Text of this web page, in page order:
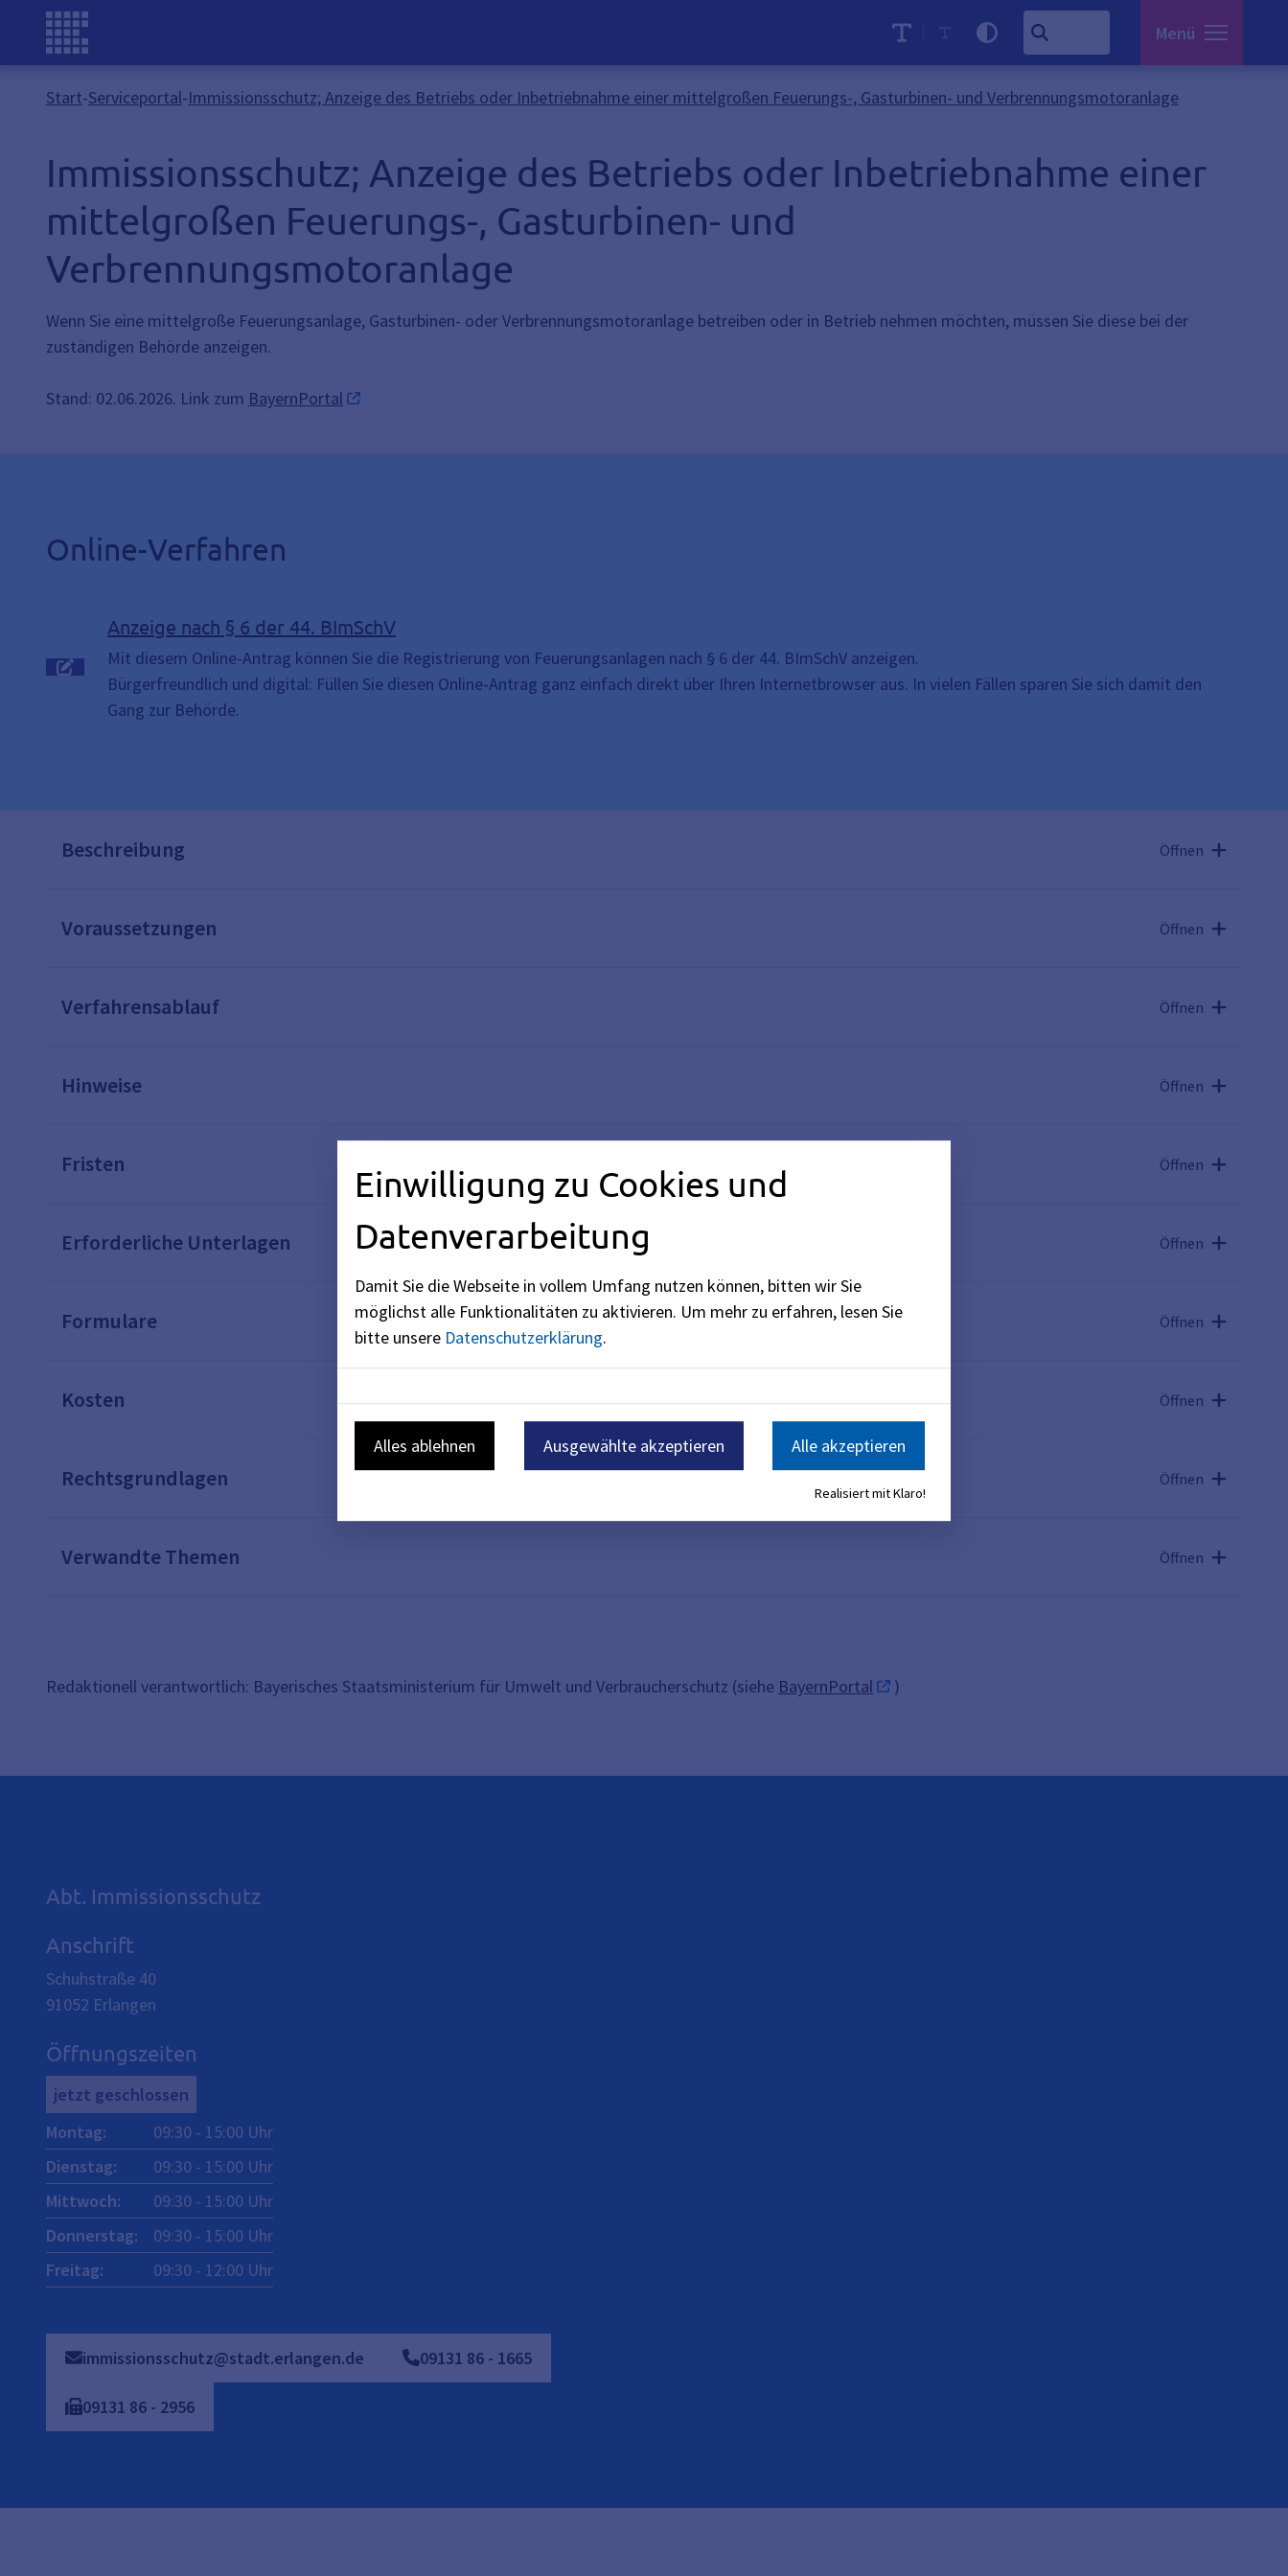
Menü
Start-Serviceportal-Immissionsschutz; Anzeige des Betriebs oder Inbetriebnahme einer mittelgroßen Feuerungs-, Gasturbinen- und Verbrennungsmotoranlage
Immissionsschutz; Anzeige des Betriebs oder Inbetriebnahme einer
mittelgroßen Feuerungs-, Gasturbinen- und
Verbrennungsmotoranlage
Wenn Sie eine mittelgroße Feuerungsanlage, Gasturbinen- oder Verbrennungsmotoranlage betreiben oder in Betrieb nehmen möchten, müssen Sie diese bei der
zuständigen Behörde anzeigen.
Stand: 02.06.2026. Link zum BayernPortal
Online-Verfahren
Anzeige nach § 6 der 44. BImSchV
Mit diesem Online-Antrag können Sie die Registrierung von Feuerungsanlagen nach § 6 der 44. BImSchV anzeigen.
Bürgerfreundlich und digital: Füllen Sie diesen Online-Antrag ganz einfach direkt über Ihren Internetbrowser aus. In vielen Fällen sparen Sie sich damit den
Gang zur Behörde.
Beschreibung Öffnen
Voraussetzungen Öffnen
Verfahrensablauf Öffnen
Hinweise Öffnen
Fristen Öffnen
Erforderliche Unterlagen Öffnen
Formulare Öffnen
Kosten Öffnen
Rechtsgrundlagen Öffnen
Verwandte Themen Öffnen
Redaktionell verantwortlich: Bayerisches Staatsministerium für Umwelt und Verbraucherschutz (siehe BayernPortal )
Abt. Immissionsschutz
Anschrift
Schuhstraße 40
91052 Erlangen
Öffnungszeiten
jetzt geschlossen
Montag: 09:30 - 15:00 Uhr
Dienstag: 09:30 - 15:00 Uhr
Mittwoch: 09:30 - 15:00 Uhr
Donnerstag: 09:30 - 15:00 Uhr
Freitag: 09:30 - 12:00 Uhr
immissionsschutz@stadt.erlangen.de 09131 86 - 1665
09131 86 - 2956
Einwilligung zu Cookies und
Datenverarbeitung
Damit Sie die Webseite in vollem Umfang nutzen können, bitten wir Sie
möglichst alle Funktionalitäten zu aktivieren. Um mehr zu erfahren, lesen Sie
bitte unsere Datenschutzerklärung.
Alles ablehnen Ausgewählte akzeptieren Alle akzeptieren
Realisiert mit Klaro!